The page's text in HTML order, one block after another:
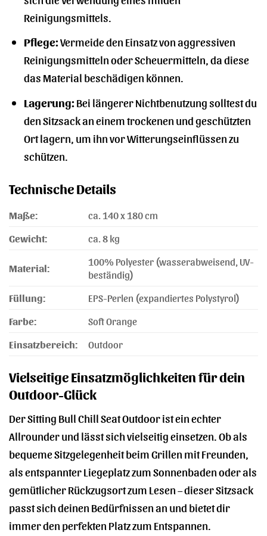
Reinigungsmittels.
Pflege:Vermeide den Einsatz von aggressiven
Reinigungsmitteln oder Scheuermitteln, da diese
das Material beschädigen können.
Lagerung:Bei längerer Nichtbenutzung solltest du
den Sitzsack an einem trockenen und geschützten
Ort lagern, um ihn vor Witterungseinflüssen zu
schützen.
Technische Details
Maße:
ca. 140 x 180 cm
Gewicht:
ca. 8 kg
Material:
100% Polyester (wasserabweisend, UV-
beständig)
Füllung:
EPS-Perlen (expandiertes Polystyrol)
Farbe:
Soft Orange
Einsatzbereich:
Outdoor
Vielseitige Einsatzmöglichkeiten für dein
Outdoor-Glück
Der Sitting Bull Chill Seat Outdoor ist ein echter
Allrounder und lässt sich vielseitig einsetzen. Ob als
bequeme Sitzgelegenheit beim Grillen mit Freunden,
als entspannter Liegeplatz zum Sonnenbaden oder als
gemütlicher Rückzugsort zum Lesen – dieser Sitzsack
passt sich deinen Bedürfnissen an und bietet dir
immer den perfekten Platz zum Entspannen.